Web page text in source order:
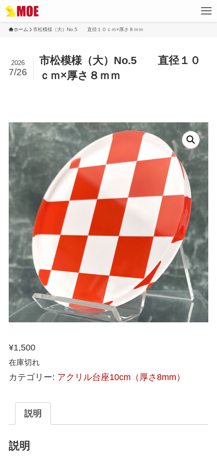
ホーム 市松模様（大）No.5 直径１０ｃｍ×厚さ８ｍｍ
市松模様（大）No.5 直径１０
ｃｍ×厚さ８ｍｍ
2026
7/26
¥1,500
在庫切れ
カテゴリー: アクリル台座10cm（厚さ8mm）
説明
説明